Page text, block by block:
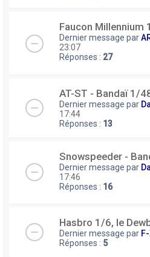
Faucon Millennium
Dernier message par
23:07
Réponses : 27
AT-ST - Bandaï 1/
Dernier message par
17:44
Réponses : 13
Snowspeeder -
Dernier message par
17:46
Réponses : 16
Hasbro 1/6, le
Dernier message par
Réponses : 5